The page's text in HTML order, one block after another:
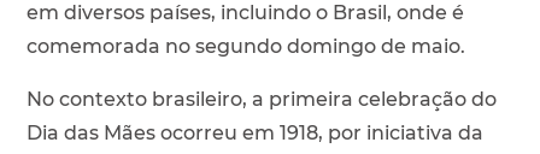
em diversos países, incluindo o Brasil, onde é
comemorada no segundo domingo de maio.
No contexto brasileiro, a primeira celebração do
Dia das Mães ocorreu em 1918, por iniciativa da